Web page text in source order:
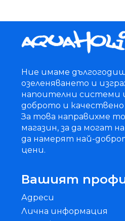
Ние имаме
озеленяването и
напоителни системи
доброто и
За това направихме
магазин, за да могат
да намерят най-
цени.
Вашият
Адреси
Лична информация